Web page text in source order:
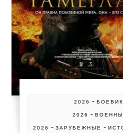
2026 -
2026 -
2026 -ЗАРУБЕЖНЫЕ -